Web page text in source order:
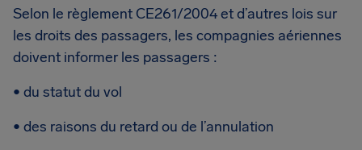
Selon le règlement CE261/2004 et d’autres lois sur
les droits des passagers, les compagnies aériennes
doivent informer les passagers :
• du statut du vol
• des raisons du retard ou de l’annulation